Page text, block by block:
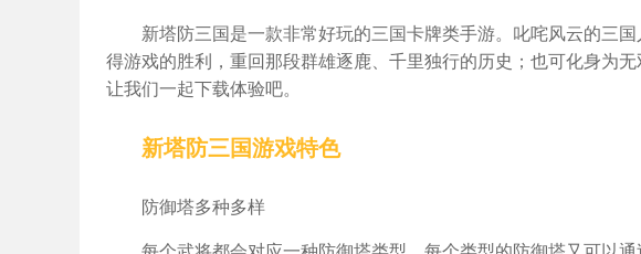
新塔防三国是一款非常好玩的三国卡牌类手游。叱咤风云的三
得游戏的胜利，重回那段群雄逐鹿、千里独行的历史；也可化身为
让我们一起下载体验吧。
新塔防三国游戏特色
防御塔多种多样